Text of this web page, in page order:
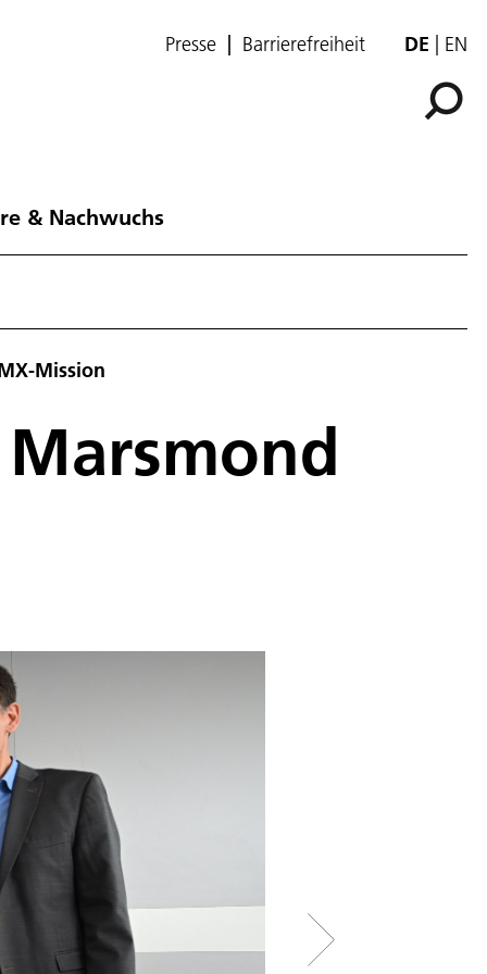
Presse Barrierefreiheit DE EN
& Nachwuchs
Mission